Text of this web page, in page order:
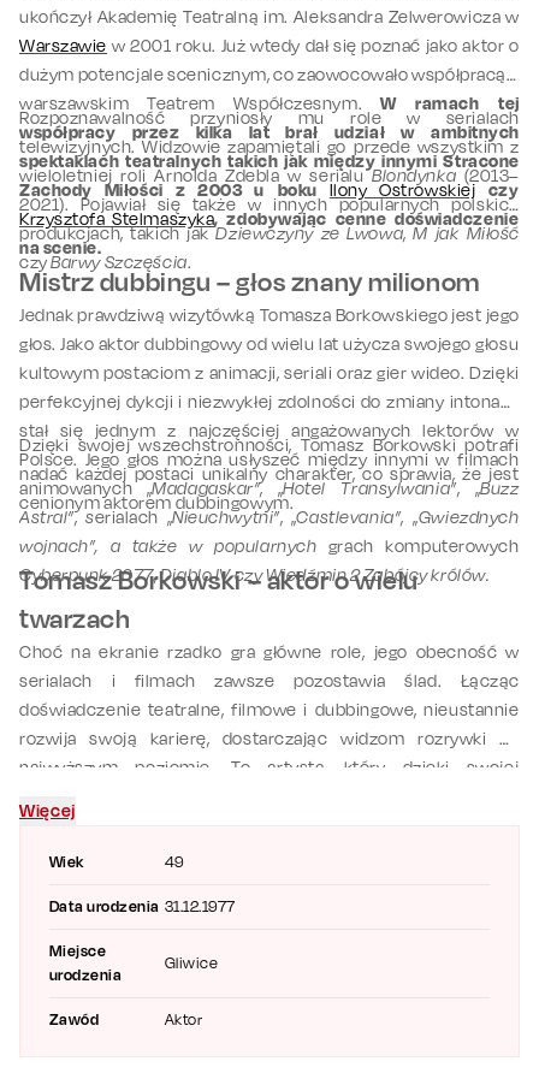
Wiek 49
Data urodzenia 31.12.1977
Miejsce
urodzenia
Gliwice
Zawód Aktor
ukończył Akademię Teatralną im. Aleksandra Zelwerowicza w
Warszawie w 2001 roku. Już wtedy dał się poznać jako aktor o
dużym potencjale scenicznym, co zaowocowało współpracą z
warszawskim Teatrem Współczesnym.W ramach tej
współpracy przez kilka lat brał udział w ambitnych
spektaklach teatralnych takich jak między innymi Stracone
Zachody Miłości z 2003 u boku Ilony Ostrowskiej czy
Krzysztofa Stelmaszyka, zdobywając cenne doświadczenie
na scenie.
Rozpoznawalność przyniosły mu role w serialach
telewizyjnych. Widzowie zapamiętali go przede wszystkim z
wieloletniej roli Arnolda Zdebla w serialuBlondynka (2013–
2021). Pojawiał się także w innych popularnych polskich
produkcjach, takich jakDziewczyny ze Lwowa,M jak Miłość
czyBarwy Szczęścia.
Mistrz dubbingu – głos znany milionom
Jednak prawdziwą wizytówką Tomasza Borkowskiego jest jego
głos. Jako aktor dubbingowy od wielu lat użycza swojego głosu
kultowym postaciom z animacji, seriali oraz gier wideo. Dzięki
perfekcyjnej dykcji i niezwykłej zdolności do zmiany intonacji
stał się jednym z najczęściej angażowanych lektorów w
Polsce. Jego głos można usłyszeć między innymi w filmach
animowanych„Madagaskar”, „Hotel Transylwania”, „Buzz
Astral”,serialach „Nieuchwytni”, „Castlevania”, „Gwiezdnych
wojnach”, a także w popularnych grach komputerowych
Cyberpunk 2077,Diablo IV czy Wiedźmin 2 Zabójcy królów.
Dzięki swojej wszechstronności, Tomasz Borkowski potrafi
nadać każdej postaci unikalny charakter, co sprawia, że jest
cenionym aktorem dubbingowym.
Tomasz Borkowski – aktor o wielu
twarzach
Choć na ekranie rzadko gra główne role, jego obecność w
serialach i filmach zawsze pozostawia ślad. Łącząc
doświadczenie teatralne, filmowe i dubbingowe, nieustannie
rozwija swoją karierę, dostarczając widzom rozrywki na
najwyższym poziomie. To artysta, który dzięki swojej
bardziej rozpoznawalnych aktorów polskiego kina, telewizji i
teatru. Pojawia się w świetnych spektaklach między innymi
aktorzy jakPiotr Ligienza,Michał Żurawski
utalentowanego aktora na żywo!
Więcej